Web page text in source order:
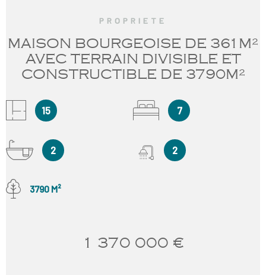
PROPRIETE
MAISON BOURGEOISE DE 361M²
AVEC TERRAIN DIVISIBLE ET
CONSTRUCTIBLE DE 3790M²
15 7
2 2
3790 M²
1 370 000 €